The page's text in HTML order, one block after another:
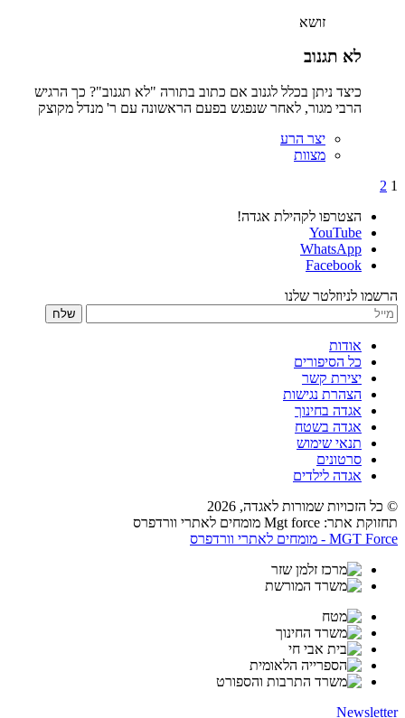
זושא
לא תגנוב
כיצד ניתן בכלל לגנוב אם כתוב בתורה "לא תגנוב"? כך הרגיש
הרבי מגור, לאחר שנפגש בפעם הראשונה עם ר' מנדל מקוצק
יצר הרע
מצוות
Posts
pagination
1
2
הצטרפו לקהילת אגדה!
YouTube
WhatsApp
Facebook
הרשמו לניוזלטר שלנו
שלח
אודות
כל הסיפורים
יצירת קשר
הצהרת נגישות
אגדה בחינוך
אגדה בשטח
תנאי שימוש
סרטונים
אגדה לילדים
© כל הזכויות שמורות לאגדה, 2026
תחזוקת אתר: Mgt force מומחים לאתרי וורדפרס
MGT Force - מומחים לאתרי וורדפרס
Newsletter